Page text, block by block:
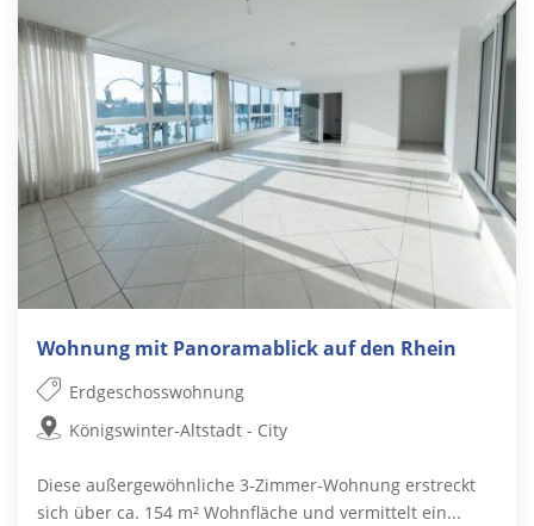
Wohnung mit Panoramablick auf den Rhein
Erdgeschosswohnung
Königswinter-Altstadt - City
Diese außergewöhnliche 3-Zimmer-Wohnung erstreckt
sich über ca. 154 m² Wohnfläche und vermittelt ein...